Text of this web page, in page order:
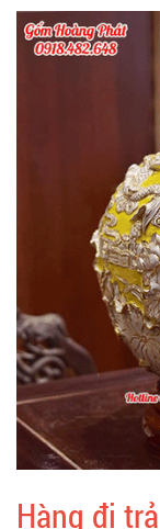
Hàng đi